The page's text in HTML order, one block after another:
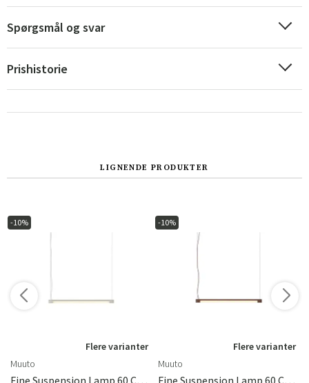
Sverige
Norge
Spørgsmål og svar
Prishistorie
LIGNENDE PRODUKTER
-10%
Flere varianter
Muuto
Fine Suspension Lamp 60 Cm - Grey
-10%
Flere varianter
Muuto
Fine Suspension Lamp 60 Cm - Deep Red